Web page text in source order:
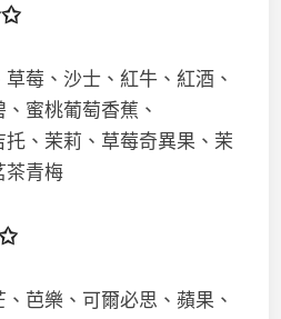
莓、沙士、紅牛、紅酒、
蜜桃葡萄香蕉、
、茉莉、草莓奇異果、茉
茶青梅
芭樂、可爾必思、蘋果、